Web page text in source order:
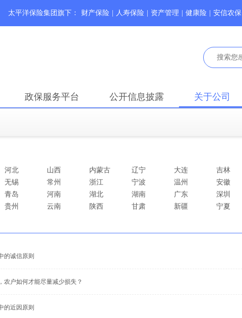
太平洋保险集团旗下： 财产保险 人寿保险 资产管理 健康险 安信农保
政保服务平台 公开信息披露 关于公司
河北 山西 内蒙古 辽宁 大连 吉林
无锡 常州 浙江 宁波 温州 安徽
青岛 河南 湖北 湖南 广东 深圳
贵州 云南 陕西 甘肃 新疆 宁夏
的诚信原则
农户如何才能尽量减少损失？
的近因原则